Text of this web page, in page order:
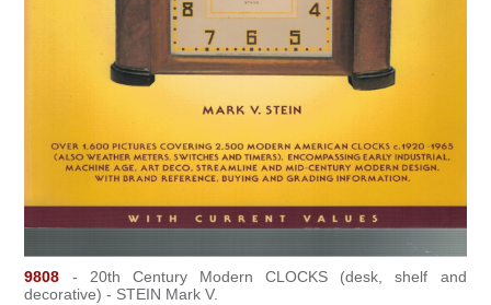
9808 - 20th Century Modern CLOCKS (desk, shelf and
decorative) - STEIN Mark V.